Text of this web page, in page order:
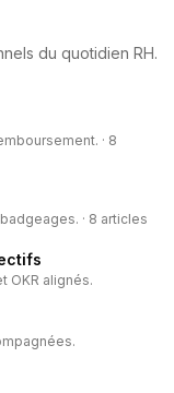
du quotidien RH.
· 8
· 8 articles
OKR alignés.